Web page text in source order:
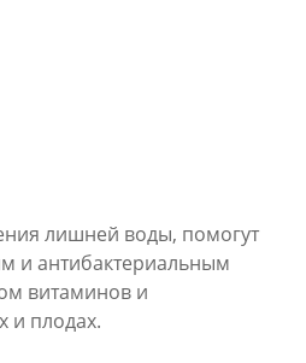
лишней воды, помогут
и антибактериальным
витаминов и
и плодах.